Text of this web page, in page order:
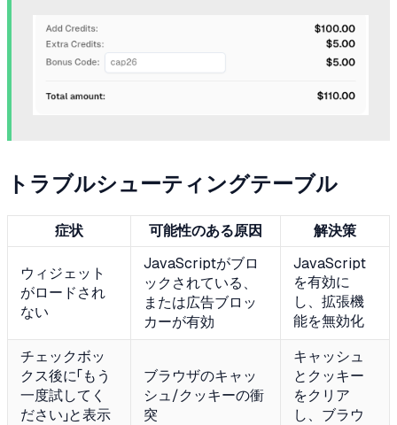
トラブルシューティングテーブル
症状 可能性のある原因 解決策
ウィジェット
がロードされ
ない
JavaScriptがブロ
ックされている、
または広告ブロッ
カーが有効
JavaScript
を有効に
し、拡張機
能を無効化
チェックボッ
クス後に「もう
一度試してく
ださい」と表示
ブラウザのキャッ
シュ/クッキーの衝
突
キャッシュ
とクッキー
をクリア
し、ブラウ